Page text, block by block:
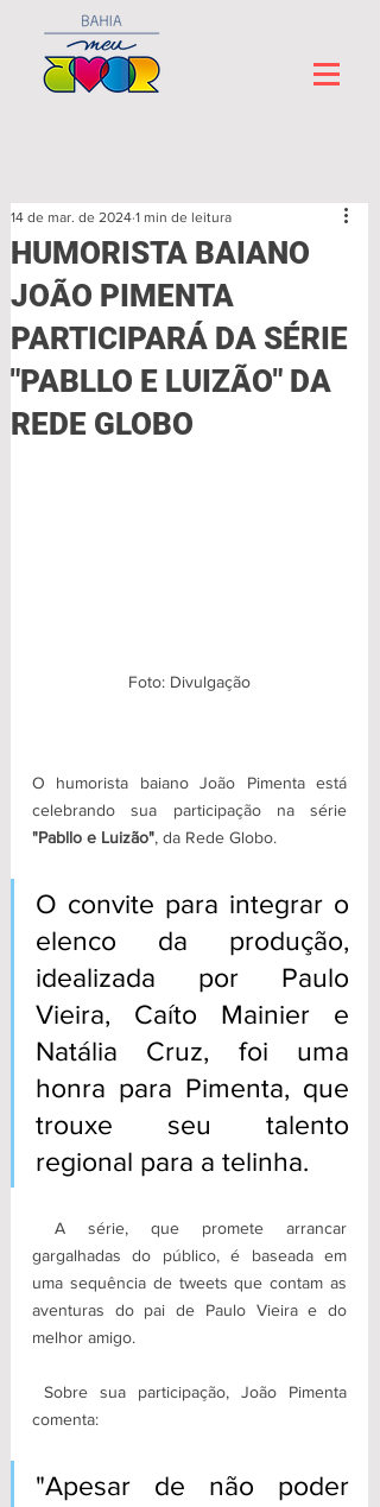
HUMORISTA BAIANO
JOÃO PIMENTA
PARTICIPARÁ DA SÉRIE
"PABLLO E LUIZÃO" DA
REDE GLOBO
14 de mar. de 2024 1 min de leitura
Foto: Divulgação
O humorista baiano João Pimenta está
"Pabllo e Luizão", da Rede Globo.
O convite para integrar o
elenco da produção,
idealizada por Paulo
Vieira, Caíto Mainier e
Natália Cruz, foi uma
honra para Pimenta, que
trouxe seu talento
regional para a telinha.
A série, que promete arrancar
gargalhadas do público, é baseada em
uma sequência de tweets que contam as
aventuras do pai de Paulo Vieira e do
melhor amigo.
Sobre sua participação, João Pimenta
comenta:
"Apesar de não poder